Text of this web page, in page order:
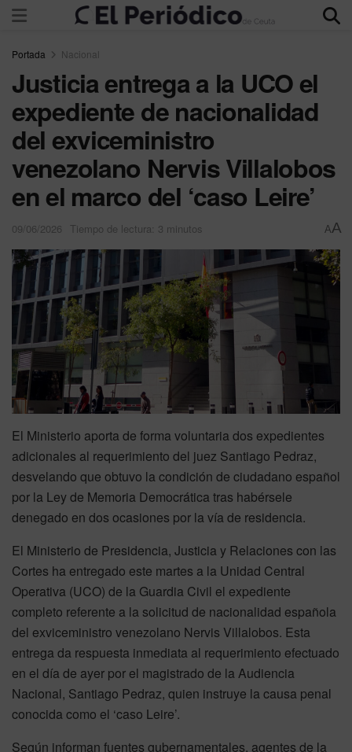
Portada Nacional
Justicia entrega a la UCO el
expediente de nacionalidad
del exviceministro
venezolano Nervis Villalobos
en el marco del ‘caso Leire’
09/06/2026 Tiempo de lectura: 3 minutos AA
El Ministerio aporta de forma voluntaria dos expedientes
adicionales al requerimiento del juez Santiago Pedraz,
desvelando que obtuvo la condición de ciudadano español
por la Ley de Memoria Democrática tras habérsele
denegado en dos ocasiones por la vía de residencia.
El Ministerio de Presidencia, Justicia y Relaciones con las
Cortes ha entregado este martes a la Unidad Central
Operativa (UCO) de la Guardia Civil el expediente
completo referente a la solicitud de nacionalidad española
del exviceministro venezolano Nervis Villalobos. Esta
entrega da respuesta inmediata al requerimiento efectuado
en el día de ayer por el magistrado de la Audiencia
Nacional, Santiago Pedraz, quien instruye la causa penal
conocida como el ‘caso Leire’.
Según informan fuentes gubernamentales, agentes de la